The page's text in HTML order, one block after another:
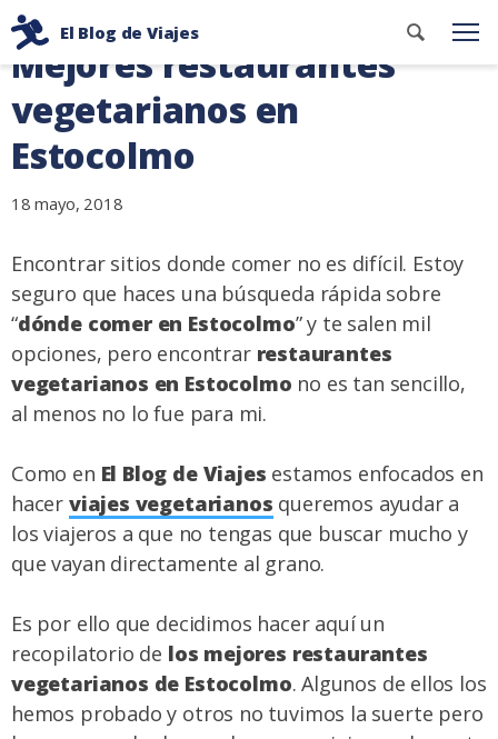
contenido
El Blog de Viajes
Consejos
viaje
de
mochileros
Buscar
Mejores restaurantes
vegetarianos en
Estocolmo
18 mayo, 2018
Encontrar sitios donde comer no es difícil. Estoy
seguro que haces una búsqueda rápida sobre
“dónde comer en Estocolmo” y te salen mil
opciones, pero encontrar restaurantes
vegetarianos en Estocolmo no es tan sencillo,
al menos no lo fue para mi.
Como en El Blog de Viajes estamos enfocados en
hacer viajes vegetarianos queremos ayudar a
los viajeros a que no tengas que buscar mucho y
que vayan directamente al grano.
Es por ello que decidimos hacer aquí un
recopilatorio de los mejores restaurantes
vegetarianos de Estocolmo. Algunos de ellos los
hemos probado y otros no tuvimos la suerte pero